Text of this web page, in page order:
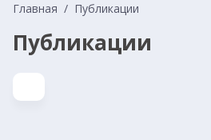
Главная Публикации
Публикации